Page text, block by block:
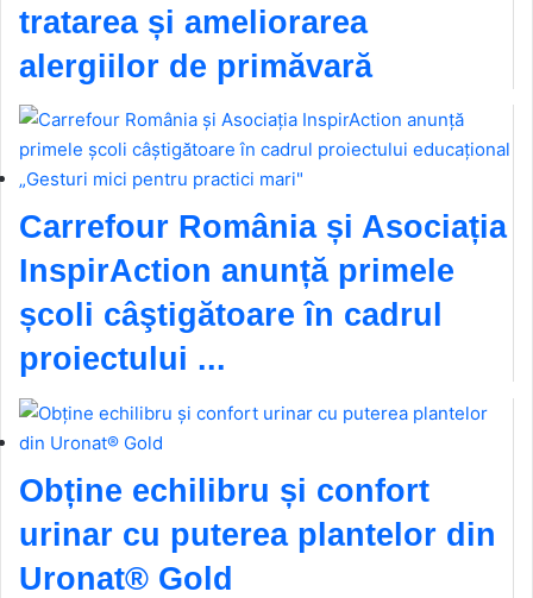
tratarea și ameliorarea
alergiilor de primăvară
Carrefour România și Asociația
InspirAction anunță primele
școli câştigătoare în cadrul
proiectului ...
Obține echilibru și confort
urinar cu puterea plantelor din
Uronat® Gold